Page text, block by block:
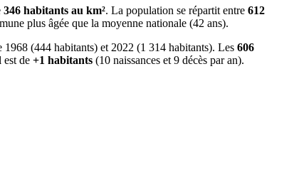
346 habitants au km². La population se répartit entre 612
plus âgée que la moyenne nationale (42 ans).
1968 (444 habitants) et 2022 (1 314 habitants). Les 606
est de +1 habitants (10 naissances et 9 décès par an).